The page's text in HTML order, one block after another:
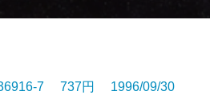
7 737円 1996/09/30